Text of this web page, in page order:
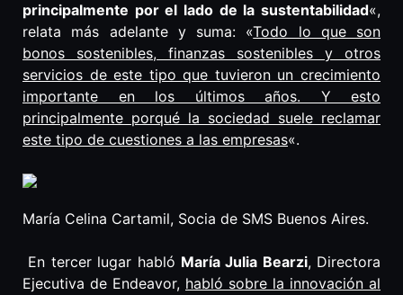
principalmente por el lado de la sustentabilidad«,
relata más adelante y suma: «Todo lo que son
bonos sostenibles, finanzas sostenibles y otros
servicios de este tipo que tuvieron un crecimiento
importante en los últimos años. Y esto
principalmente porqué la sociedad suele reclamar
este tipo de cuestiones a las empresas«.
María Celina Cartamil, Socia de SMS Buenos Aires.
En tercer lugar habló María Julia Bearzi, Directora
Ejecutiva de Endeavor, habló sobre la innovación al